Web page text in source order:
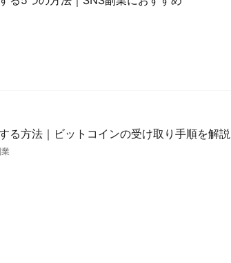
る方法｜ビットコインの受け取り手順を解説